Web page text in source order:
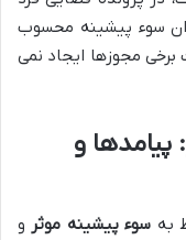
سوء پیشینه محسوب
برخی مجوزها ایجاد نمی
و
به سوء پیشینه موثر و